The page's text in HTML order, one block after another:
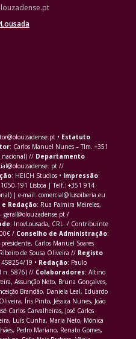
• Estatuto
: Carlos Manuel Nunes – Tlm. +351
nacional) // Departamento
pt //
: HEICH Studios • Impressão:
191 Lisboa | Telf.: +351 914
| e-mail: comercial@lusoiberia.eu
e Redação: Rua Palmira Meireles,
geral@olouzadense.pt /
: InovLousada, CRL. / Contribuinte
/ Conselho de Administração:
Carlos Manuel Soares
de Sousa Oliveira // Registo
19 • Redação: Paulo
n. 5876) // Colaboradores: Altino
Assunção Neto, Bruna Gonçalves,
Brandão, Daniela Leal, Eduardo
Íris Pinto, Jéssica Nunes, João
Carlos Carvalheiras, José Carlos
Luís Cunha, Maria Neto, Mónica
Pedro Mariano, Renato Gomes,